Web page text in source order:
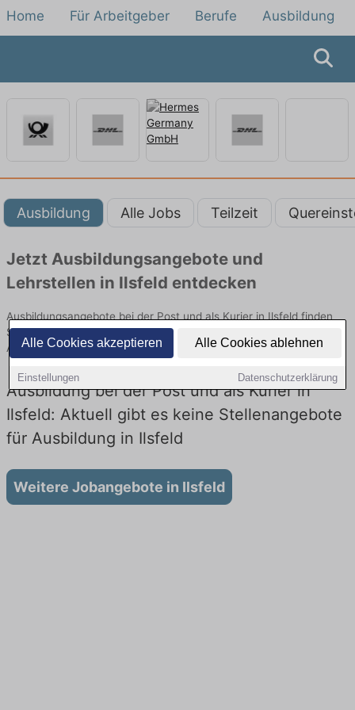
Alle Cookies akzeptieren Alle Cookies ablehnen
Einstellungen Datenschutzerklärung
Home Für Arbeitgeber Berufe Ausbildung
Ausbildung Alle Jobs Teilzeit
Jetzt Ausbildungsangebote und
Lehrstellen in Ilsfeld entdecken
Ausbildungsangebote bei der Post und als Kurier in Ilsfeld finden
Sie von namhaften Firmen. Entdecken Sie freie Optionen von Top-
Arbeitgebern und bewerben Sie sich noch heute.
Ausbildung bei der Post und als Kurier in
Ilsfeld: Aktuell gibt es keine Stellenangebote
für Ausbildung in Ilsfeld
Weitere Jobangebote in Ilsfeld